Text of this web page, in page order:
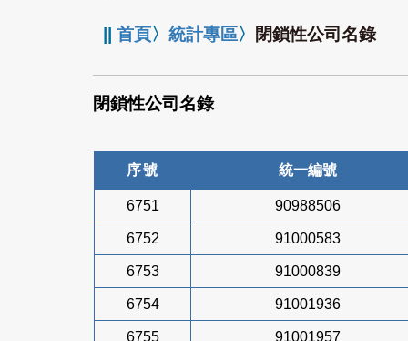
||首頁〉統計專區〉 閉鎖性公司名錄
閉鎖性公司名錄
序號 統一編號
6751 90988506
6752 91000583
6753 91000839
6754 91001936
6755 91001957